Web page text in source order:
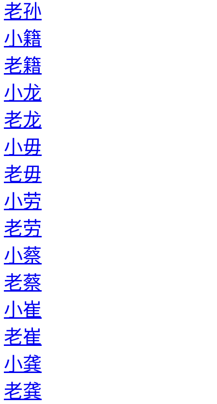
老孙
小籍
老籍
小龙
老龙
小毋
老毋
小劳
老劳
小蔡
老蔡
小崔
老崔
小龚
老龚